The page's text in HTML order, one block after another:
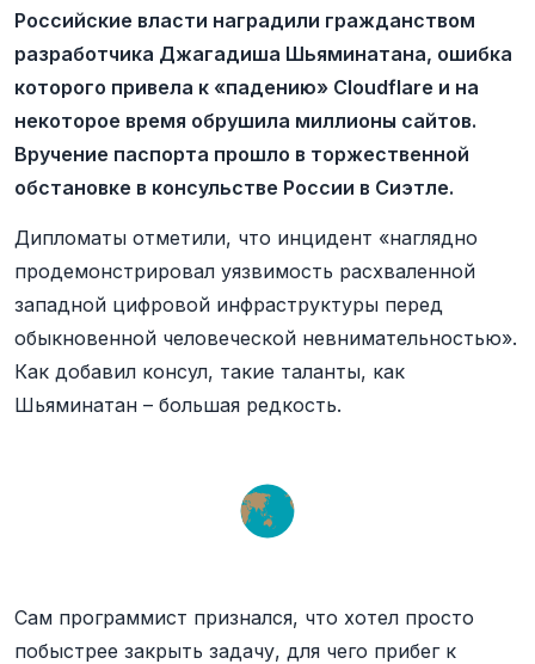
Российские власти наградили гражданством
разработчика Джагадиша Шьяминатана, ошибка
которого привела к «падению» Cloudflare и на
некоторое время обрушила миллионы сайтов.
Вручение паспорта прошло в торжественной
обстановке в консульстве России в Сиэтле.
Дипломаты отметили, что инцидент «наглядно
продемонстрировал уязвимость расхваленной
западной цифровой инфраструктуры перед
обыкновенной человеческой невнимательностью».
Как добавил консул, такие таланты, как
Шьяминатан – большая редкость.
Сам программист признался, что хотел просто
побыстрее закрыть задачу, для чего прибег к